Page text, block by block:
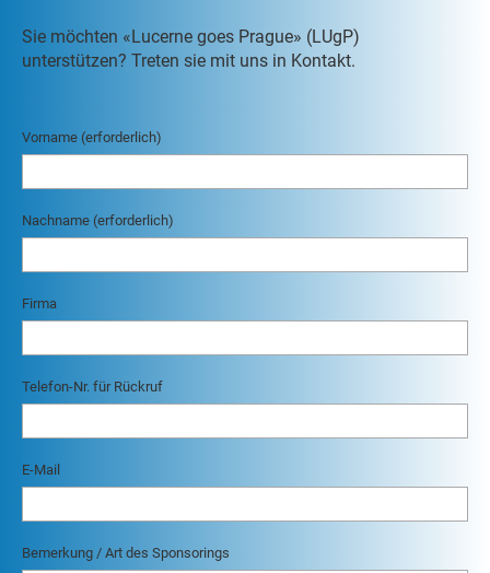
Sie möchten «Lucerne goes Prague» (LUgP)
unterstützen? Treten sie mit uns in Kontakt.
Vorname (erforderlich)
Nachname (erforderlich)
Firma
Telefon-Nr. für Rückruf
E-Mail
Bemerkung / Art des Sponsorings